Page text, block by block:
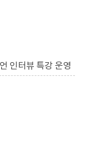
인터뷰 특강 운영